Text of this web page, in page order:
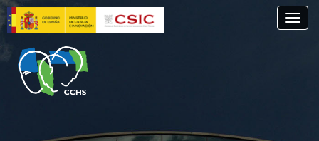
Pasar
al
contenido
principal